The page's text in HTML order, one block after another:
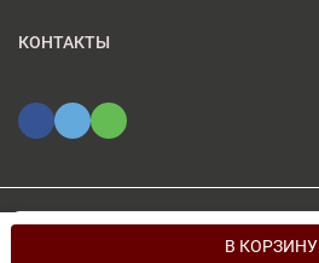
В КОРЗИНУ
КОНТАКТЫ